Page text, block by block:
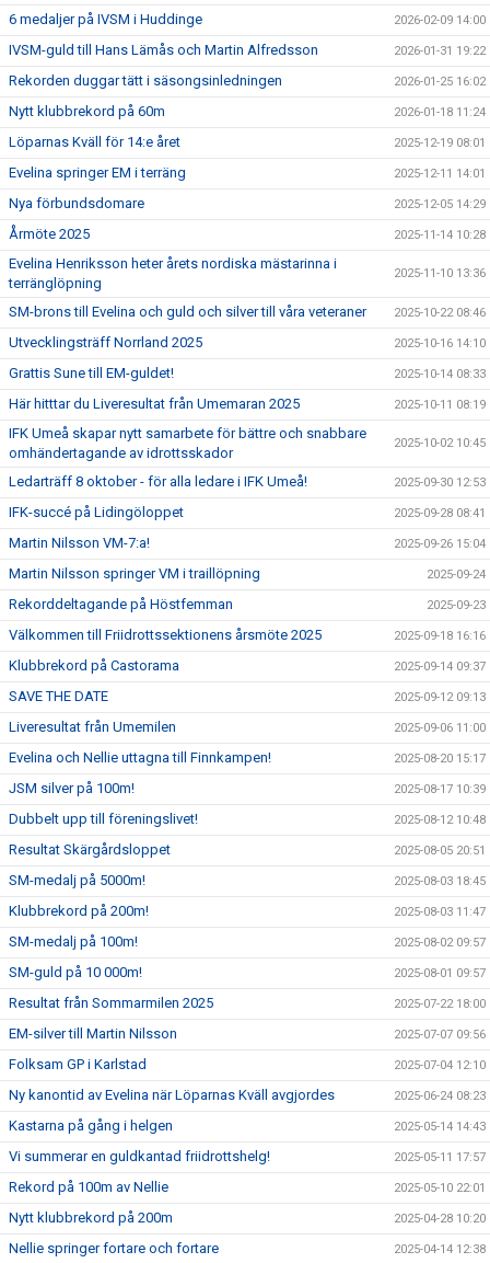
6 medaljer på IVSM i Huddinge 2026-02-09 14:00
IVSM-guld till Hans Lämås och Martin Alfredsson 2026-01-31 19:22
Rekorden duggar tätt i säsongsinledningen 2026-01-25 16:02
Nytt klubbrekord på 60m 2026-01-18 11:24
Löparnas Kväll för 14:e året 2025-12-19 08:01
Evelina springer EM i terräng 2025-12-11 14:01
Nya förbundsdomare 2025-12-05 14:29
Årmöte 2025 2025-11-14 10:28
Evelina Henriksson heter årets nordiska mästarinna i
terränglöpning
2025-11-10 13:36
SM-brons till Evelina och guld och silver till våra veteraner 2025-10-22 08:46
Utvecklingsträff Norrland 2025 2025-10-16 14:10
Grattis Sune till EM-guldet! 2025-10-14 08:33
Här hitttar du Liveresultat från Umemaran 2025 2025-10-11 08:19
IFK Umeå skapar nytt samarbete för bättre och snabbare
omhändertagande av idrottsskador
2025-10-02 10:45
Ledarträff 8 oktober - för alla ledare i IFK Umeå! 2025-09-30 12:53
IFK-succé på Lidingöloppet 2025-09-28 08:41
Martin Nilsson VM-7:a! 2025-09-26 15:04
Martin Nilsson springer VM i traillöpning 2025-09-24
Rekorddeltagande på Höstfemman 2025-09-23
Välkommen till Friidrottssektionens årsmöte 2025 2025-09-18 16:16
Klubbrekord på Castorama 2025-09-14 09:37
SAVE THE DATE 2025-09-12 09:13
Liveresultat från Umemilen 2025-09-06 11:00
Evelina och Nellie uttagna till Finnkampen! 2025-08-20 15:17
JSM silver på 100m! 2025-08-17 10:39
Dubbelt upp till föreningslivet! 2025-08-12 10:48
Resultat Skärgårdsloppet 2025-08-05 20:51
SM-medalj på 5000m! 2025-08-03 18:45
Klubbrekord på 200m! 2025-08-03 11:47
SM-medalj på 100m! 2025-08-02 09:57
SM-guld på 10 000m! 2025-08-01 09:57
Resultat från Sommarmilen 2025 2025-07-22 18:00
EM-silver till Martin Nilsson 2025-07-07 09:56
Folksam GP i Karlstad 2025-07-04 12:10
Ny kanontid av Evelina när Löparnas Kväll avgjordes 2025-06-24 08:23
Kastarna på gång i helgen 2025-05-14 14:43
Vi summerar en guldkantad friidrottshelg! 2025-05-11 17:57
Rekord på 100m av Nellie 2025-05-10 22:01
Nytt klubbrekord på 200m 2025-04-28 10:20
Nellie springer fortare och fortare 2025-04-14 12:38